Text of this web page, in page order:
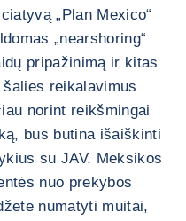
„Plan Mexico“
„nearshoring“
pripažinimą ir kitas
reikalavimus
norint reikšmingai
bus būtina išaiškinti
su JAV. Meksikos
nuo prekybos
numatyti muitai,